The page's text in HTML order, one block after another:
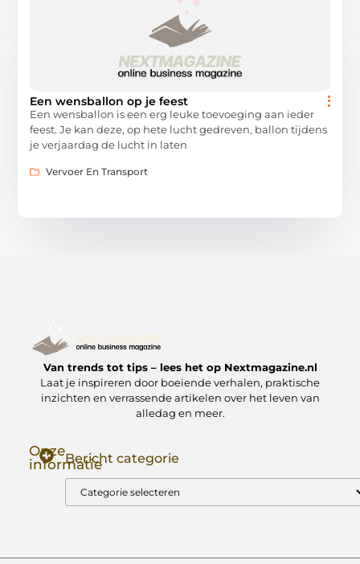
Een wensballon op je feest
Een wensballon is een erg leuke toevoeging aan ieder
feest. Je kan deze, op hete lucht gedreven, ballon tijdens
je verjaardag de lucht in laten
Vervoer En Transport
Van trends tot tips – lees het op Nextmagazine.nl
Laat je inspireren door boeiende verhalen, praktische
inzichten en verrassende artikelen over het leven van
alledag en meer.
Onze
informatieBericht categorie